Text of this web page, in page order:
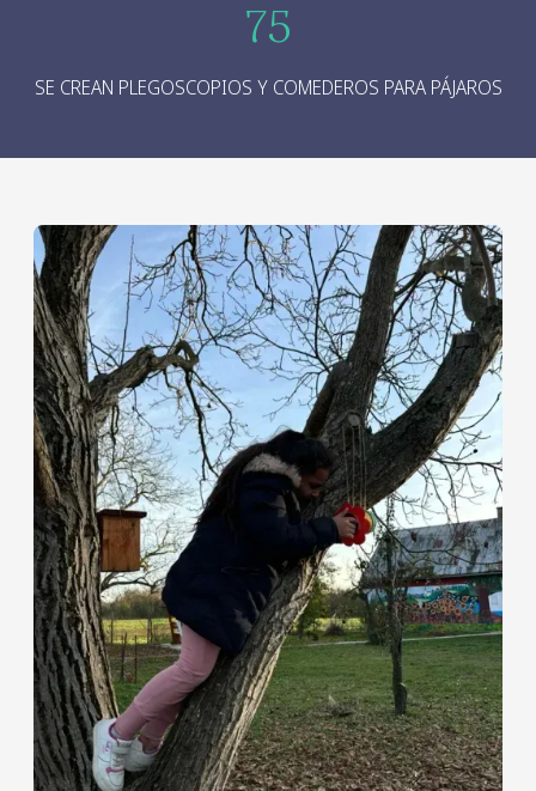
75
SE CREAN PLEGOSCOPIOS Y COMEDEROS PARA PÁJAROS